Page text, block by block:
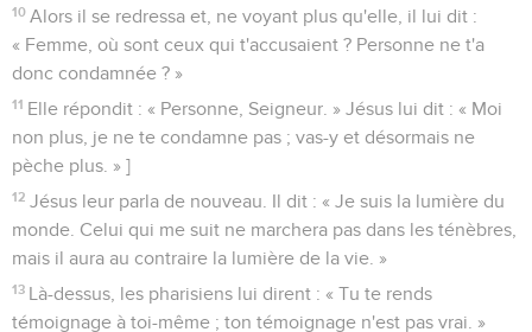
10 Alors il se redressa et, ne voyant plus qu'elle, il lui dit :
« Femme, où sont ceux qui t'accusaient ? Personne ne t'a
donc condamnée ? »
11 Elle répondit : « Personne, Seigneur. » Jésus lui dit : « Moi
non plus, je ne te condamne pas ; vas-y et désormais ne
pèche plus. » ]
12 Jésus leur parla de nouveau. Il dit : « Je suis la lumière du
monde. Celui qui me suit ne marchera pas dans les ténèbres,
mais il aura au contraire la lumière de la vie. »
13 Là-dessus, les pharisiens lui dirent : « Tu te rends
témoignage à toi-même ; ton témoignage n'est pas vrai. »